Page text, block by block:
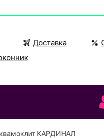
Доставка
КАРДИНАЛ